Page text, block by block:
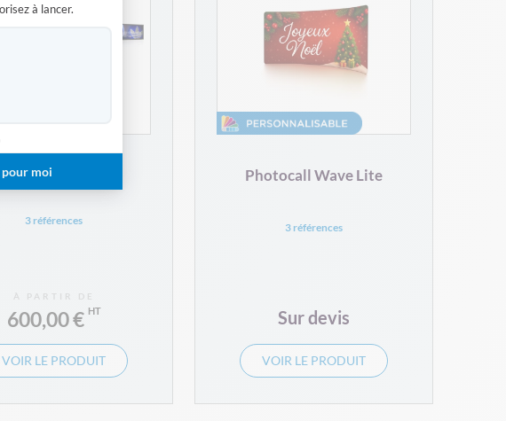
à lancer.
moi
Balisage digital
3 références
À PARTIR DE
600,00 €
VOIR LE PRODUIT
Photocall Wave Lite
3 références
Sur devis
VOIR LE PRODUIT